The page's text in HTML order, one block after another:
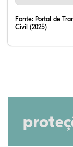
Fonte: Portal de
Civil (2025)